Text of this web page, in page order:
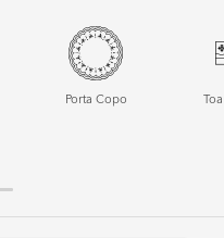
Porta Copo